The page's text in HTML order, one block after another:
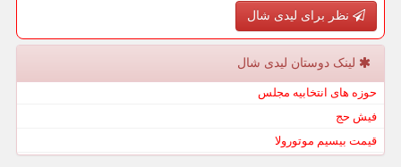
نظر برای لیدی شال
لینک دوستان لیدی شال
حوزه های انتخابیه مجلس
فیش حج
قیمت بیسیم موتورولا